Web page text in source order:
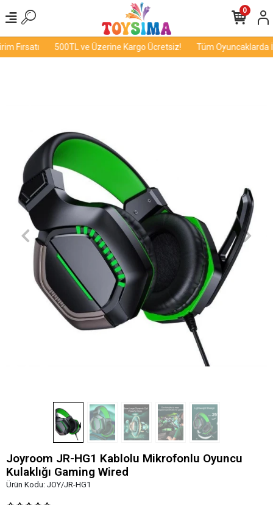
Fırsatı 500TL ve Üzerine Kargo Ücretsiz! Tüm Oyuncaklarda
0
Joyroom JR-HG1 Kablolu Mikrofonlu Oyuncu
Kulaklığı Gaming Wired
Ürün Kodu: JOY/JR-HG1